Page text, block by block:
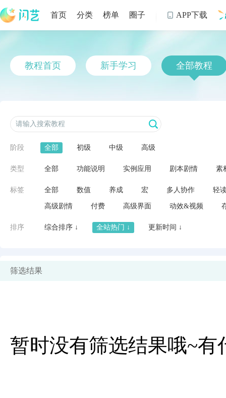
首页 分类 榜单 圈子  APP下载
教程首页 新手学习 全部教程
阶段 全部 初级 中级 高级
类型 全部 功能说明 实例应用 剧本剧情 素
标签 全部 数值 养成 宏 多人协作 轻
高级剧情 付费 高级界面 动效&视频
排序 综合排序 ↓ 全站热门 ↓ 更新时间 ↓
筛选结果
暂时没有筛选结果哦~